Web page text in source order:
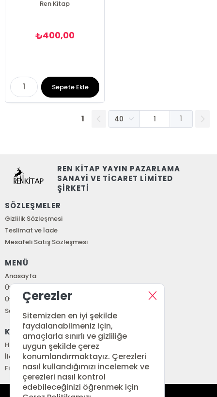
Ren Kitap
₺400,00
Sepete Ekle
1 1
REN KİTAP YAYIN PAZARLAMA
SANAYİ VE TİCARET LİMİTED
ŞİRKETİ
SÖZLEŞMELER
Gizlilik Sözleşmesi
Teslimat ve İade
Mesafeli Satış Sözleşmesi
MENÜ
Anasayfa
Üye Girişi
Üye Ol
Sepetim
KURUMSAL
Hakkımızda
İletişim
Fiyat Listesi
Çerezler
Sitemizden en iyi şekilde
faydalanabilmeniz için,
amaçlarla sınırlı ve gizliliğe
uygun şekilde çerez
konumlandırmaktayız. Çerezleri
nasıl kullandığımızı incelemek ve
çerezleri nasıl kontrol
edebileceğinizi öğrenmek için